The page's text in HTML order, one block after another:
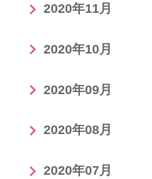
2020年11月
2020年10月
2020年09月
2020年08月
2020年07月